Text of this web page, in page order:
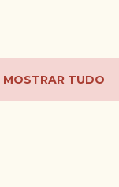
MOSTRAR TUDO